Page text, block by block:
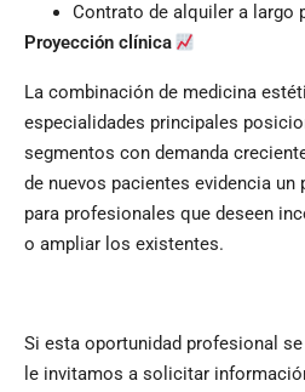
Contrato de alquiler a largo
Proyección clínica
La combinación de medicina
especialidades principales
segmentos con demanda
de nuevos pacientes evidencia
para profesionales que deseen
o ampliar los existentes.
Si esta oportunidad profesional
le invitamos a solicitar